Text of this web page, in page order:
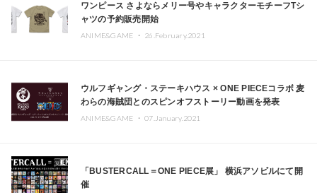
ワンピース さよならメリー号やキャラクターモチーフTシ
ャツの予約販売開始
ANIME&GAME ・ 26.February.2021
ウルフギャング・ステーキハウス × ONE PIECEコラボ 麦
わらの海賊団とのスピンオフストーリー動画を発表
ANIME&GAME ・07.January.2021
「BUSTERCALL＝ONE PIECE展」 横浜アソビルにて開
催